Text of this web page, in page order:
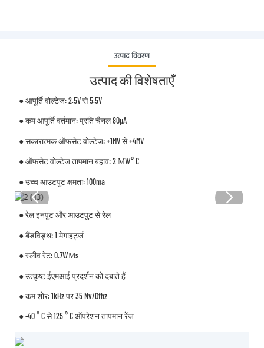
उत्पाद विवरण
उत्पाद की विशेषताएँ
● आपूर्ति वोल्टेज: 2.5V से 5.5V
● कम आपूर्ति वर्तमान: प्रति चैनल 80μA
● सकारात्मक ऑफसेट वोल्टेज: +1MV से +4MV
● ऑफसेट वोल्टेज तापमान बहाव: 2 ΜV/° C
● उच्च आउटपुट क्षमता: 100ma
● रेल इनपुट और आउटपुट से रेल
● बैंडविड्थ: 1 मेगाहर्ट्ज
● स्लीव रेट: 0.7V/μs
● उत्कृष्ट ईएमआई प्रदर्शन को दबाते हैं
● कम शोर: 1kHz पर 35 Nv/ofhz
● -40 ° C से 125 ° C ऑपरेशन तापमान रेंज